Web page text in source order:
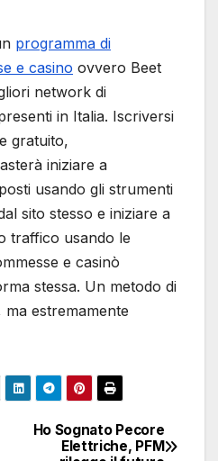
programma di
e casino ovvero Beet
network di
in Italia. Iscriversi
gratuito,
iniziare a
usando gli strumenti
sito stesso e iniziare a
traffico usando le
e casinò
stessa. Un metodo di
estremamente
Ho Sognato Pecore
Elettriche, PFM